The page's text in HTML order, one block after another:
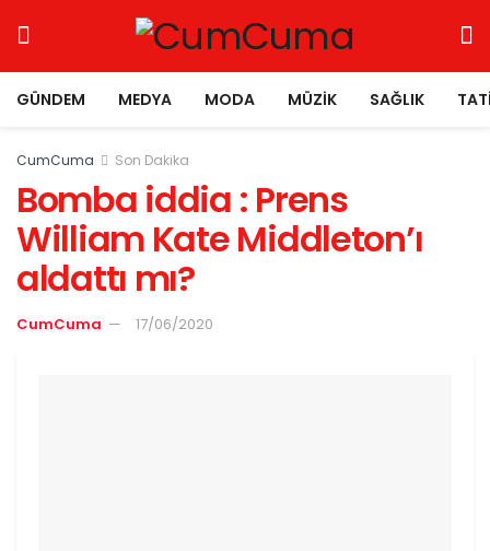
GÜNDEM MEDYA MODA MÜZIK SAĞLIK
CumCuma Son Dakika
Bomba iddia : Prens
William Kate Middleton’ı
aldattı mı?
CumCuma 17/06/2020